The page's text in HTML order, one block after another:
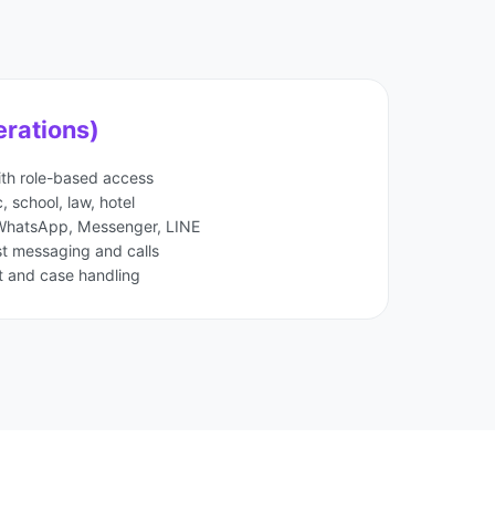
role-based access
school, law, hotel
Messenger, LINE
messaging and calls
case handling